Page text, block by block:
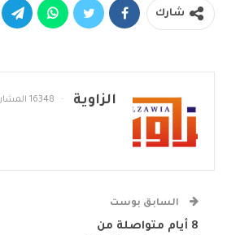
شارك
الزاوية 16348 المشاركات
السابق بوست
8 أيام متواصلة من